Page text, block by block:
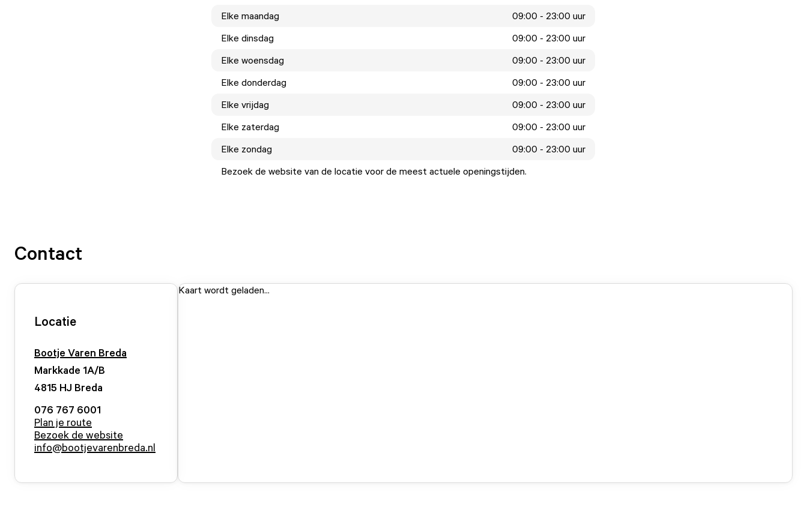
Elke maandag
09:00 - 23:00 uur
Elke dinsdag
09:00 - 23:00 uur
Elke woensdag
09:00 - 23:00 uur
Elke donderdag
09:00 - 23:00 uur
Elke vrijdag
09:00 - 23:00 uur
Elke zaterdag
09:00 - 23:00 uur
Elke zondag
09:00 - 23:00 uur
Bezoek de website van de locatie voor de meest actuele openingstijden.
Contact
Locatie
Bootje Varen Breda
Markkade 1A/B
4815 HJ Breda
076 767 6001
Plan je route
Bezoek de website
info@bootjevarenbreda.nl
Kaart wordt geladen...